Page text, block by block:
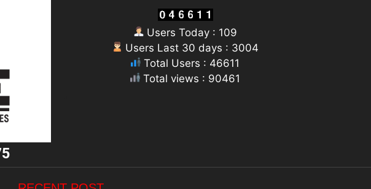
Users Today : 109
Users Last 30 days : 3004
Total Users : 46611
Total views : 90461